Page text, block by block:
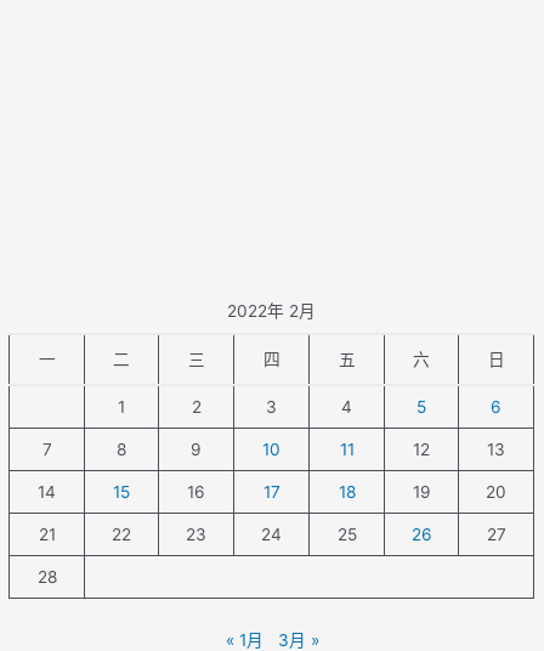
2022年 2月
一 二 三 四 五 六 日
1 2 3 4 5 6
7 8 9 10 11 12 13
14 15 16 17 18 19 20
21 22 23 24 25 26 27
28
« 1月 3月 »